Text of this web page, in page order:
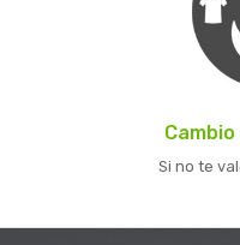
Si no te